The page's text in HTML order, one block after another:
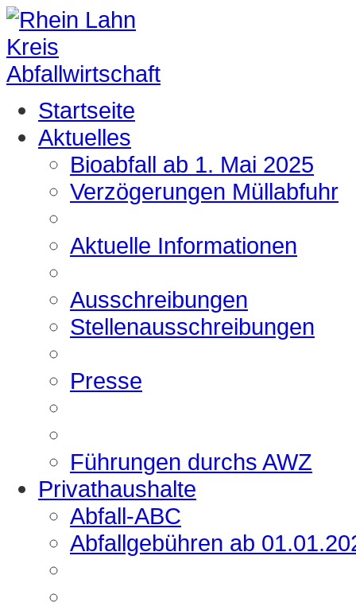
Startseite
Aktuelles
Bioabfall ab 1. Mai 2025
Verzögerungen Müllabfuhr
Aktuelle Informationen
Ausschreibungen
Stellenausschreibungen
Presse
Führungen durchs AWZ
Privathaushalte
Abfall-ABC
Abfallgebühren ab